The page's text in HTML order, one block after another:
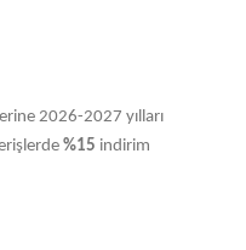
2026-2027 yılları
%15 indirim